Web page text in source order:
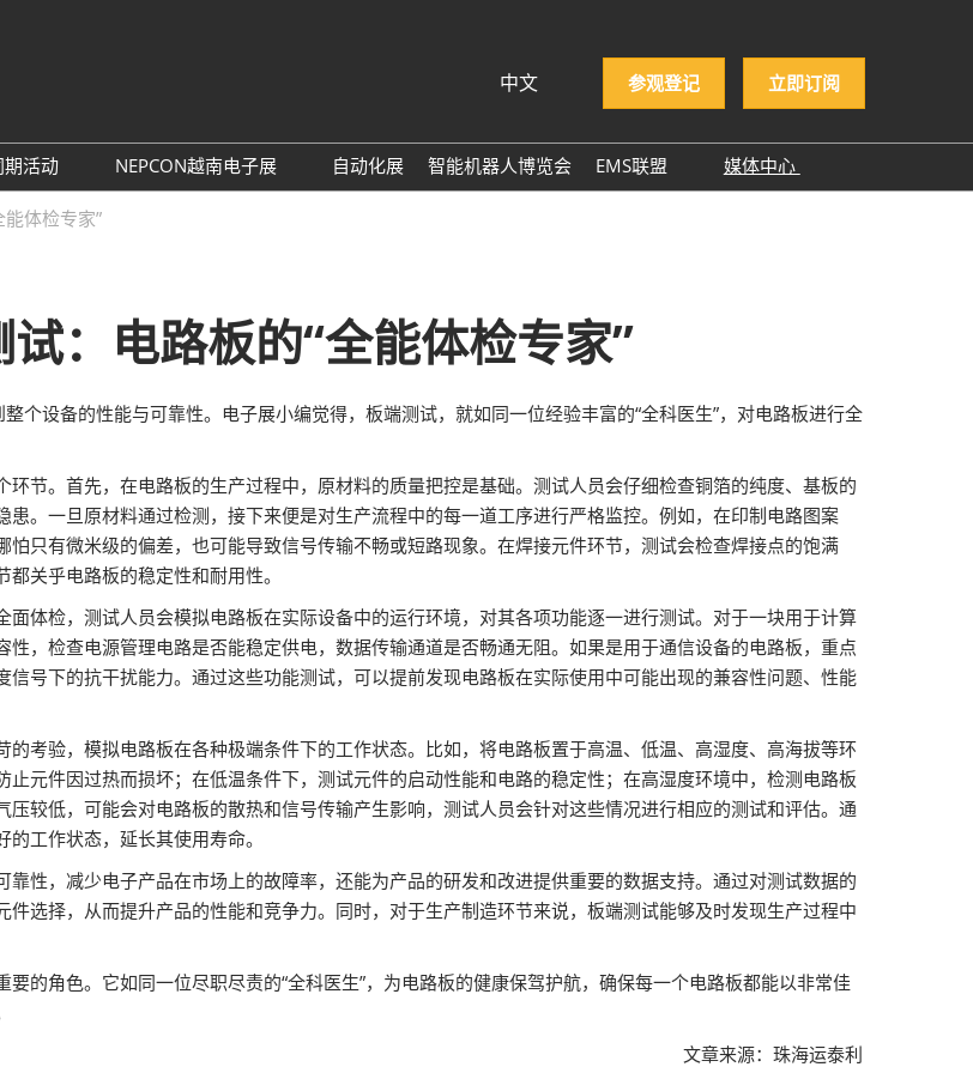
中文
English
Tiếng Việt
参观登记 立即订阅
期活动
NEPCON ASIA 2025同期活
AI眼镜拆解区2025回顾
英国-深圳创新工作坊
NEPCON越南电子展
自动化展 智能机器人博览会
EMS联盟
媒体中心
合作媒体
NEPCON ASIA 2025感谢
体检专家”
：电路板的“全能体检专家”
个设备的性能与可靠性。电子展小编觉得，板端测试，就如同一位经验丰富的“全科医生”，对电路板进行全
节。首先，在电路板的生产过程中，原材料的质量把控是基础。测试人员会仔细检查铜箔的纯度、基板的
。一旦原材料通过检测，接下来便是对生产流程中的每一道工序进行严格监控。例如，在印制电路图案
只有微米级的偏差，也可能导致信号传输不畅或短路现象。在焊接元件环节，测试会检查焊接点的饱满
关乎电路板的稳定性和耐用性。
体检，测试人员会模拟电路板在实际设备中的运行环境，对其各项功能逐一进行测试。对于一块用于计算
，检查电源管理电路是否能稳定供电，数据传输通道是否畅通无阻。如果是用于通信设备的电路板，重点
号下的抗干扰能力。通过这些功能测试，可以提前发现电路板在实际使用中可能出现的兼容性问题、性能
考验，模拟电路板在各种极端条件下的工作状态。比如，将电路板置于高温、低温、高湿度、高海拔等环
元件因过热而损坏；在低温条件下，测试元件的启动性能和电路的稳定性；在高湿度环境中，检测电路板
较低，可能会对电路板的散热和信号传输产生影响，测试人员会针对这些情况进行相应的测试和评估。通
工作状态，延长其使用寿命。
性，减少电子产品在市场上的故障率，还能为产品的研发和改进提供重要的数据支持。通过对测试数据的
选择，从而提升产品的性能和竞争力。同时，对于生产制造环节来说，板端测试能够及时发现生产过程中
的角色。它如同一位尽职尽责的“全科医生”，为电路板的健康保驾护航，确保每一个电路板都能以非常佳
文章来源：珠海运泰利